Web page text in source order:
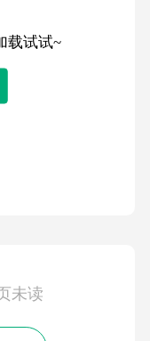
载试试~
未读